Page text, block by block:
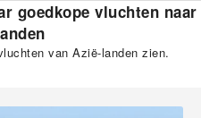
goedkope vluchten naar
van Azië-landen zien.